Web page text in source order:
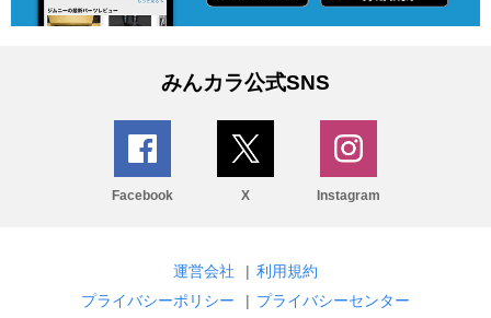
みんカラ公式SNS
Facebook X Instagram
運営会社 | 利用規約
プライバシーポリシー
| プライバシーセンター